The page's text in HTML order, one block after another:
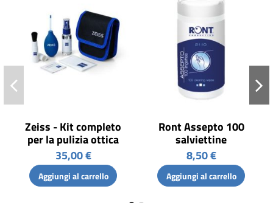
Zeiss - Kit completo
per la pulizia ottica
35,00 €
Aggiungi al carrello
Ront Assepto 100
salviettine
8,50 €
Aggiungi al carrello